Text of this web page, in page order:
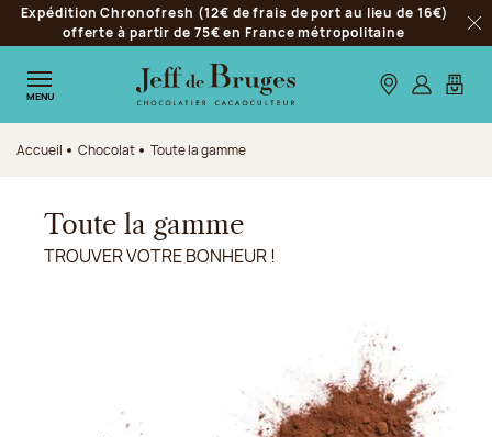
Aller à la navigation
Aller au contenu principal
Aller au pied de page
Expédition Chronofresh (12€ de frais de port au lieu de 16€)
offerte à partir de 75€ en France métropolitaine
MENU Nos boutiques
S’identifier
Mon
Accueil Chocolat Toute la gamme
Toute la gamme
TROUVER VOTRE BONHEUR !